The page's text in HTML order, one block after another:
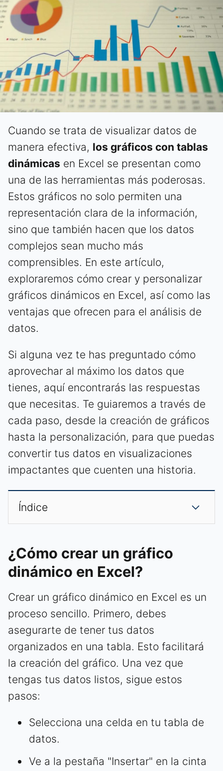
Cuando se trata de visualizar datos de
manera efectiva, los gráficos con tablas
dinámicas en Excel se presentan como
una de las herramientas más poderosas.
Estos gráficos no solo permiten una
representación clara de la información,
sino que también hacen que los datos
complejos sean mucho más
comprensibles. En este artículo,
exploraremos cómo crear y personalizar
gráficos dinámicos en Excel, así como las
ventajas que ofrecen para el análisis de
datos.
Si alguna vez te has preguntado cómo
aprovechar al máximo los datos que
tienes, aquí encontrarás las respuestas
que necesitas. Te guiaremos a través de
cada paso, desde la creación de gráficos
hasta la personalización, para que puedas
convertir tus datos en visualizaciones
impactantes que cuenten una historia.
Índice
¿Cómo crear un gráfico
dinámico en Excel?
Crear un gráfico dinámico en Excel es un
proceso sencillo. Primero, debes
asegurarte de tener tus datos
organizados en una tabla. Esto facilitará
la creación del gráfico. Una vez que
tengas tus datos listos, sigue estos
pasos:
Selecciona una celda en tu tabla de
datos.
Ve a la pestaña "Insertar" en la cinta